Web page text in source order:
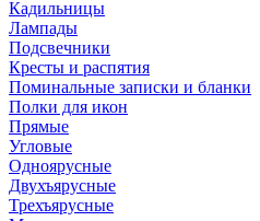
Кадильницы
Лампады
Подсвечники
Кресты и распятия
Поминальные записки и бланки
Полки для икон
Прямые
Угловые
Одноярусные
Двухъярусные
Трехъярусные